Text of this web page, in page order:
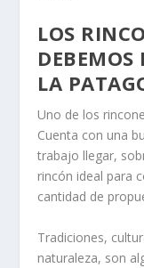
LOS
DEBEMOS
LA
Uno de los
Cuenta con una
trabajo llegar,
rincón ideal para
cantidad de
Tradiciones,
naturaleza, son